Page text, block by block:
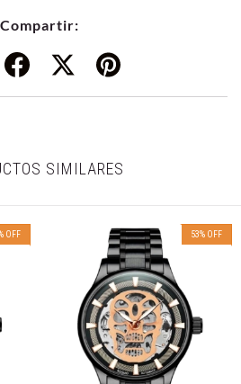
Compartir:
SIMILARES
OFF 53% OFF